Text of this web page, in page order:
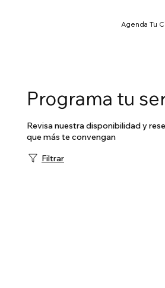
Agenda Tu
Programa tu
Revisa nuestra disponibilidad y
que más te convengan
Filtrar